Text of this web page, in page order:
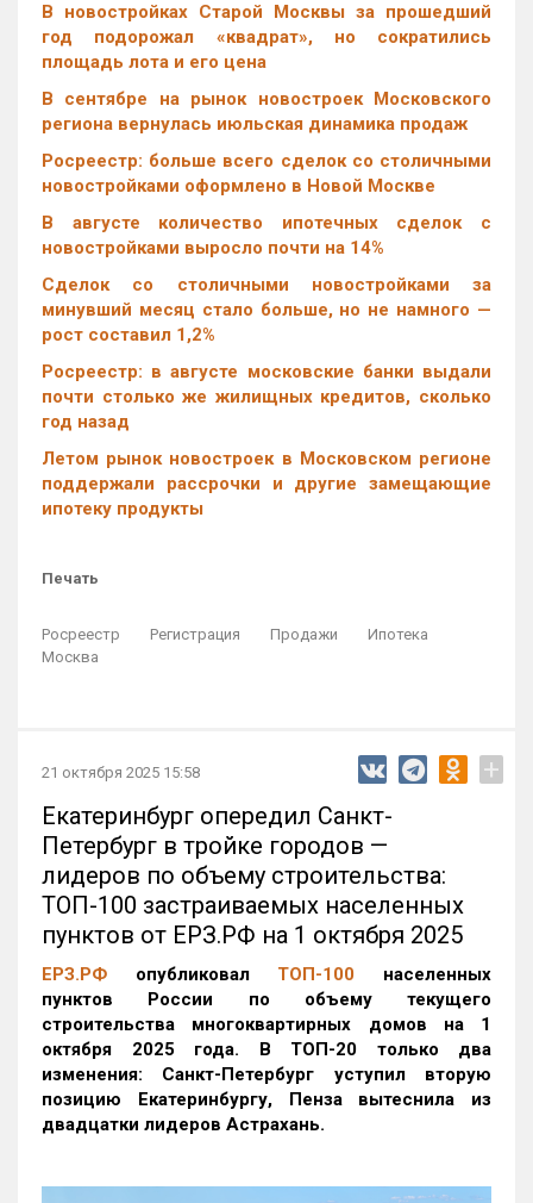
В новостройках Старой Москвы за прошедший
год подорожал «квадрат», но сократились
площадь лота и его цена
В сентябре на рынок новостроек Московского
региона вернулась июльская динамика продаж
Росреестр: больше всего сделок со столичными
новостройками оформлено в Новой Москве
В августе количество ипотечных сделок с
новостройками выросло почти на 14%
Cделок со столичными новостройками за
минувший месяц стало больше, но не намного —
рост составил 1,2%
Росреестр: в августе московские банки выдали
почти столько же жилищных кредитов, сколько
год назад
Летом рынок новостроек в Московском регионе
поддержали рассрочки и другие замещающие
ипотеку продукты
Печать
Росреестр Регистрация Продажи
Ипотека
Москва
21 октября 2025 15:58 +
Екатеринбург опередил Санкт-
Петербург в тройке городов —
лидеров по объему строительства:
ТОП-100 застраиваемых населенных
пунктов от ЕРЗ.РФ на 1 октября 2025
ЕРЗ.РФ опубликовал ТОП-100 населенных
пунктов России по объему текущего
строительства многоквартирных домов на 1
октября 2025 года. В ТОП-20 только два
изменения: Санкт-Петербург уступил вторую
позицию Екатеринбургу, Пенза вытеснила из
двадцатки лидеров Астрахань.